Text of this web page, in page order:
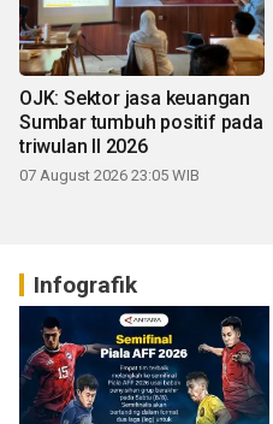
OJK: Sektor jasa keuangan
Sumbar tumbuh positif pada
triwulan II 2026
07 August 2026 23:05 WIB
Infografik